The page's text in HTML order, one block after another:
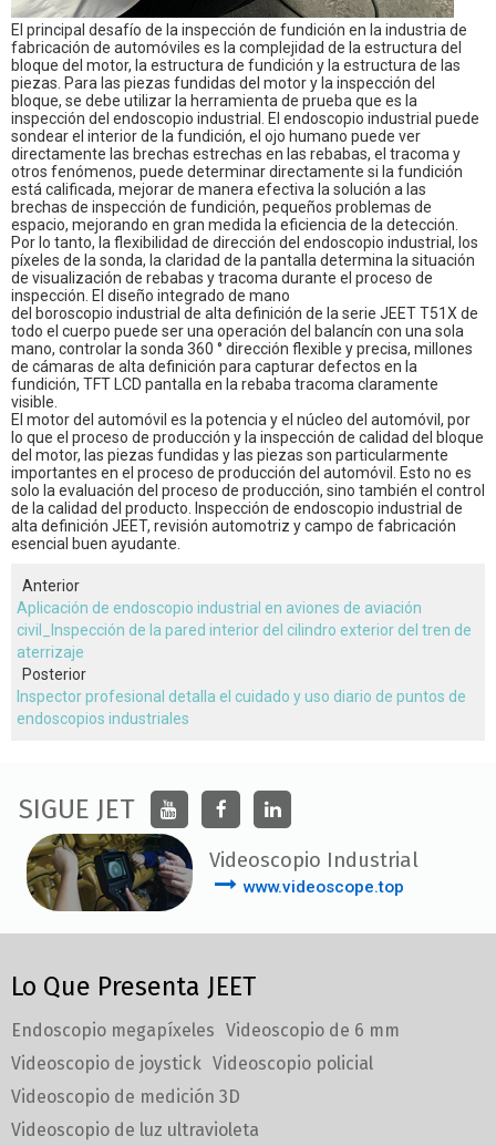
El principal desafío de la inspección de fundición en la industria de
fabricación de automóviles es la complejidad de la estructura del
bloque del motor, la estructura de fundición y la estructura de las
piezas. Para las piezas fundidas del motor y la inspección del
bloque, se debe utilizar la herramienta de prueba que es la
inspección del endoscopio industrial. El endoscopio industrial puede
sondear el interior de la fundición, el ojo humano puede ver
directamente las brechas estrechas en las rebabas, el tracoma y
otros fenómenos, puede determinar directamente si la fundición
está calificada, mejorar de manera efectiva la solución a las
brechas de inspección de fundición, pequeños problemas de
espacio, mejorando en gran medida la eficiencia de la detección.
Por lo tanto, la flexibilidad de dirección del endoscopio industrial, los
píxeles de la sonda, la claridad de la pantalla determina la situación
de visualización de rebabas y tracoma durante el proceso de
inspección. El diseño integrado de mano
del boroscopio industrial de alta definición de la serie JEET T51X de
todo el cuerpo puede ser una operación del balancín con una sola
mano, controlar la sonda 360 ° dirección flexible y precisa, millones
de cámaras de alta definición para capturar defectos en la
fundición, TFT LCD pantalla en la rebaba tracoma claramente
visible.
El motor del automóvil es la potencia y el núcleo del automóvil, por
lo que el proceso de producción y la inspección de calidad del bloque
del motor, las piezas fundidas y las piezas son particularmente
importantes en el proceso de producción del automóvil. Esto no es
solo la evaluación del proceso de producción, sino también el control
de la calidad del producto. Inspección de endoscopio industrial de
alta definición JEET, revisión automotriz y campo de fabricación
esencial buen ayudante.
Anterior
Aplicación de endoscopio industrial en aviones de aviación
civil_Inspección de la pared interior del cilindro exterior del tren de
aterrizaje
Posterior
Inspector profesional detalla el cuidado y uso diario de puntos de
endoscopios industriales
SIGUE JET
Videoscopio Industrial
www.videoscope.top
Lo Que Presenta JEET
Endoscopio megapíxeles Videoscopio de 6 mm
Videoscopio de joystick Videoscopio policial
Videoscopio de medición 3D
Videoscopio de luz ultravioleta